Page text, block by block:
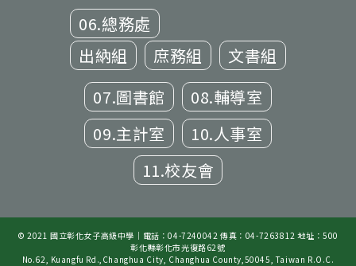
06.總務處
出納組
庶務組
文書組
07.圖書館
08.輔導室
09.主計室
10.人事室
11.校友會
© 2021 國立彰化女子高級中學｜電話：04-7240042 傳真：04-7263812 地址：500
彰化縣彰化市光復路62號
No.62, Kuangfu Rd.,Changhua City, Changhua County,50045, Taiwan R.O.C.